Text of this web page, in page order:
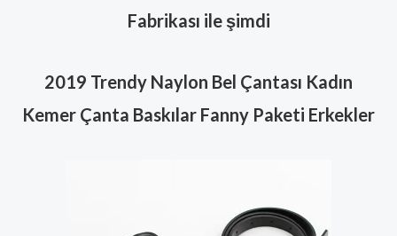
Fabrikası ile şimdi
2019 Trendy Naylon Bel Çantası Kadın
Kemer Çanta Baskılar Fanny Paketi Erkekler